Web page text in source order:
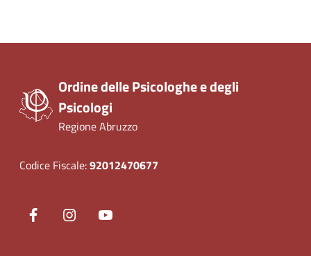
Ordine delle Psicologhe e degli
Psicologi
Regione Abruzzo
Codice Fiscale:92012470677
Seguici su
Facebook
(nuova scheda - new tab)
Instagram
(nuova scheda - new tab)